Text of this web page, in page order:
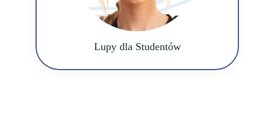
Lupy dla Studentów